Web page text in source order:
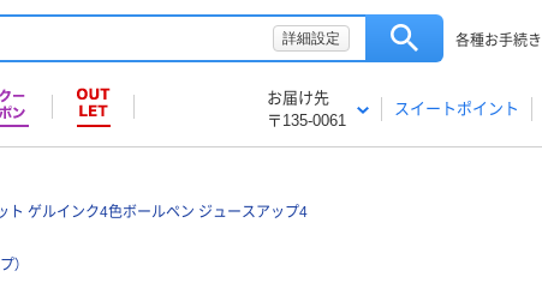
詳細設定 各種お手続き
お届け先
〒135-0061
スイートポイント
ト ゲルインク4色ボールペン ジュースアップ4
）